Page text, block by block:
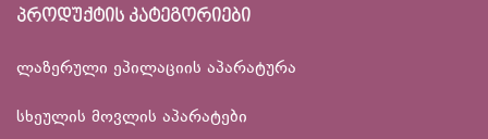
პროდუქტის კატეგორიები
ლაზერული ეპილაციის აპარატურა
სხეულის მოვლის აპარატები